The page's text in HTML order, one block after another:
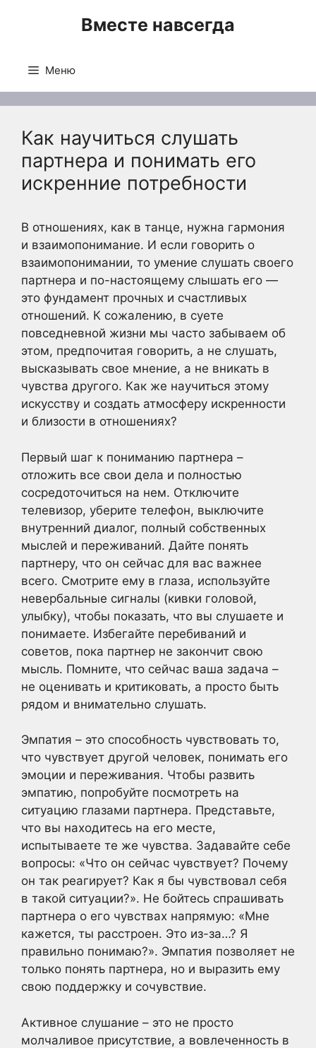
Вместе навсегда
Меню
Как научиться слушать
партнера и понимать его
искренние потребности
В отношениях, как в танце, нужна гармония
и взаимопонимание. И если говорить о
взаимопонимании, то умение слушать своего
партнера и по-настоящему слышать его —
это фундамент прочных и счастливых
отношений. К сожалению, в суете
повседневной жизни мы часто забываем об
этом, предпочитая говорить, а не слушать,
высказывать свое мнение, а не вникать в
чувства другого. Как же научиться этому
искусству и создать атмосферу искренности
и близости в отношениях?
Первый шаг к пониманию партнера –
отложить все свои дела и полностью
сосредоточиться на нем. Отключите
телевизор, уберите телефон, выключите
внутренний диалог, полный собственных
мыслей и переживаний. Дайте понять
партнеру, что он сейчас для вас важнее
всего. Смотрите ему в глаза, используйте
невербальные сигналы (кивки головой,
улыбку), чтобы показать, что вы слушаете и
понимаете. Избегайте перебиваний и
советов, пока партнер не закончит свою
мысль. Помните, что сейчас ваша задача –
не оценивать и критиковать, а просто быть
рядом и внимательно слушать.
Эмпатия – это способность чувствовать то,
что чувствует другой человек, понимать его
эмоции и переживания. Чтобы развить
эмпатию, попробуйте посмотреть на
ситуацию глазами партнера. Представьте,
что вы находитесь на его месте,
испытываете те же чувства. Задавайте себе
вопросы: «Что он сейчас чувствует? Почему
он так реагирует? Как я бы чувствовал себя
в такой ситуации?». Не бойтесь спрашивать
партнера о его чувствах напрямую: «Мне
кажется, ты расстроен. Это из-за…? Я
правильно понимаю?». Эмпатия позволяет не
только понять партнера, но и выразить ему
свою поддержку и сочувствие.
Активное слушание – это не просто
молчаливое присутствие, а вовлеченность в